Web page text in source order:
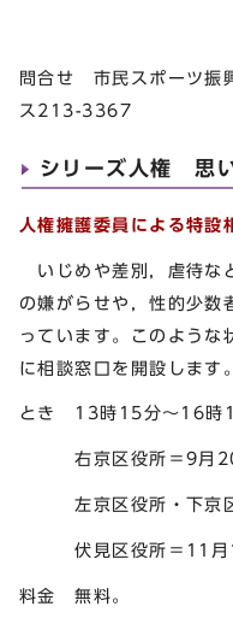
問合せ 市民スポーツ
ス213-3367
シリーズ人権 思
人権擁護委員による特設
いじめや差別，虐待な
の嫌がらせや，性的少数
っています。このような
に相談窓口を開設します。
とき 13時15分～16時
右京区役所＝9月20
左京区役所・下京区
伏見区役所＝11月
料金 無料。